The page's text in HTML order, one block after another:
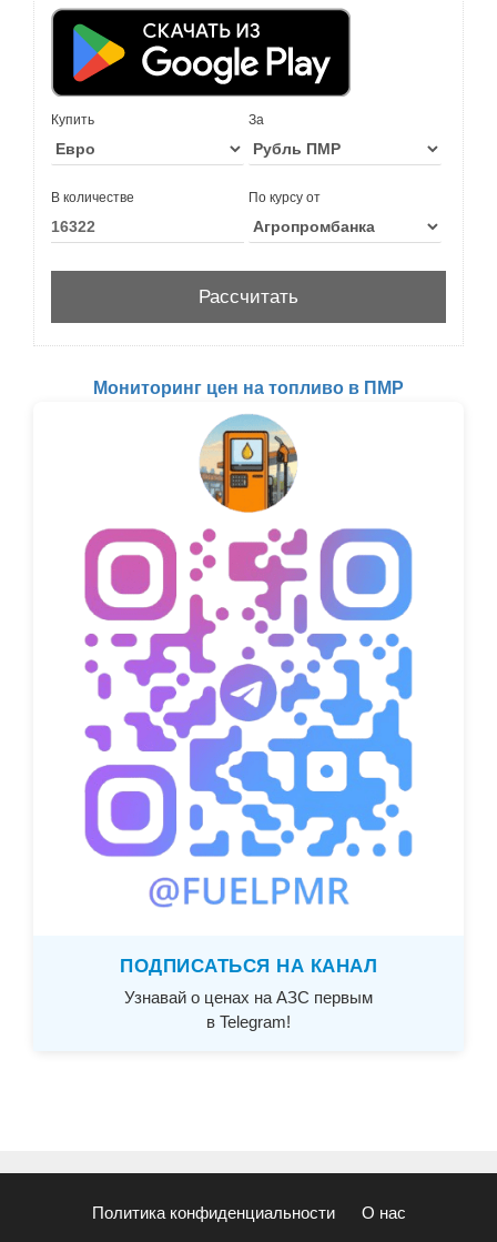
Купить За
В количестве По курсу от
Мониторинг цен на топливо в ПМР
ПОДПИСАТЬСЯ НА КАНАЛ
Узнавай о ценах на АЗС первым
в Telegram!
Политика конфиденциальности О нас